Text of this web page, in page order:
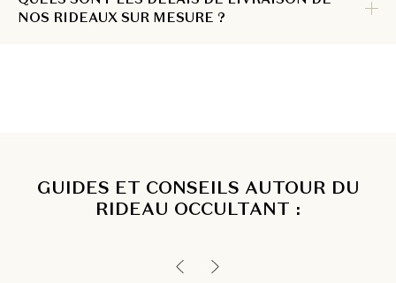
NOS RIDEAUX SUR MESURE ?
GUIDES ET CONSEILS AUTOUR DU
RIDEAU OCCULTANT :